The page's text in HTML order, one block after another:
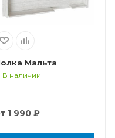
Мальта
В наличии
1 990 ₽